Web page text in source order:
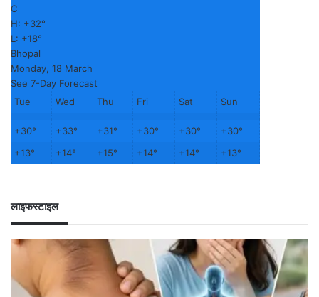
C
H: +32°
L: +18°
Bhopal
Monday, 18 March
See 7-Day Forecast
Tue
Wed Thu Fri Sat Sun
+30° +33° +31° +30° +30° +30°
+13° +14° +15° +14° +14° +13°
लाइफस्टाइल